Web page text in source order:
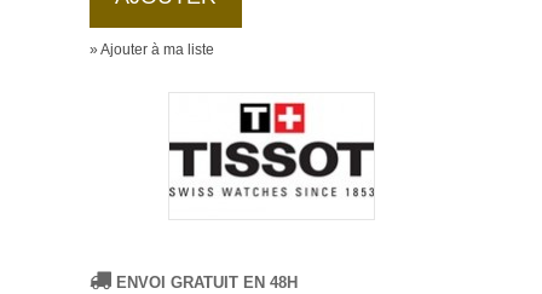
» Ajouter à ma liste
ENVOI GRATUIT EN 48H